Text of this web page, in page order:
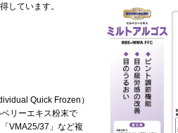
しています。
Quick Frozen）
リーエキス粉末で
VMA25/37」など複